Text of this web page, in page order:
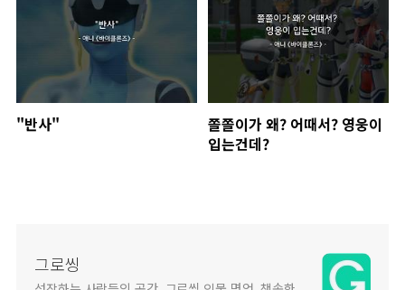
"반사"
쫄쫄이가 왜? 어때서? 영웅이
입는건데?
그로씽